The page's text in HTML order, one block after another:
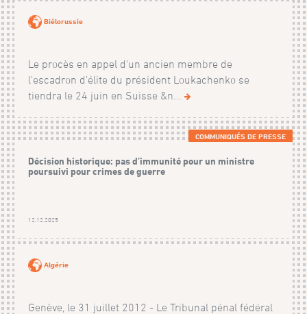
Biélorussie
Le procès en appel d'un ancien membre de
l'escadron d'élite du président Loukachenko se
tiendra le 24 juin en Suisse &n...
COMMUNIQUÉS DE PRESSE
Décision historique: pas d’immunité pour un ministre
poursuivi pour crimes de guerre
12.12.2025
Algérie
Genève, le 31 juillet 2012 - Le Tribunal pénal fédéral